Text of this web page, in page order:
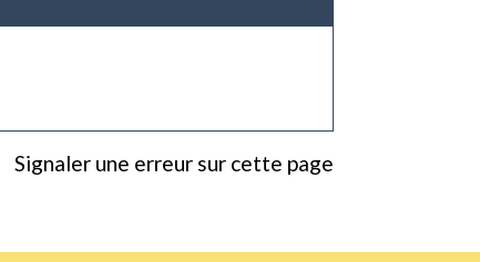
Signaler une erreur sur cette page